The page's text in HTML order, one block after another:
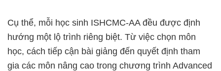
Cụ thể, mỗi học sinh ISHCMC-AA đều được định
hướng một lộ trình riêng biệt. Từ việc chọn môn
học, cách tiếp cận bài giảng đến quyết định tham
gia các môn nâng cao trong chương trình Advanced